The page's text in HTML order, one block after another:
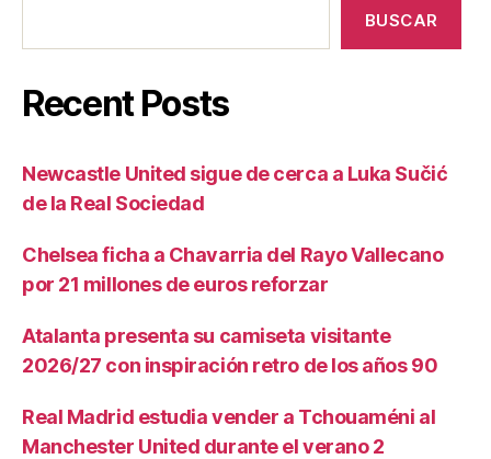
BUSCAR
Recent Posts
Newcastle United sigue de cerca a Luka Sučić
de la Real Sociedad
Chelsea ficha a Chavarria del Rayo Vallecano
por 21 millones de euros reforzar
Atalanta presenta su camiseta visitante
2026/27 con inspiración retro de los años 90
Real Madrid estudia vender a Tchouaméni al
Manchester United durante el verano 2